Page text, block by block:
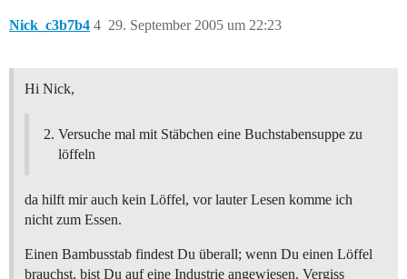
Nick_c3b7b4 29. September 2005 um 22:23
4
Hi Nick,
Versuche mal mit Stäbchen eine Buchstabensuppe zu
löffeln
da hilft mir auch kein Löffel, vor lauter Lesen komme ich
nicht zum Essen.
Einen Bambusstab findest Du überall; wenn Du einen Löffel
brauchst, bist Du auf eine Industrie angewiesen. Vergiss